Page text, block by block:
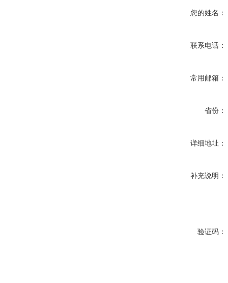
您的姓名：
联系电话：
常用邮箱：
省份：
详细地址：
补充说明：
验证码：